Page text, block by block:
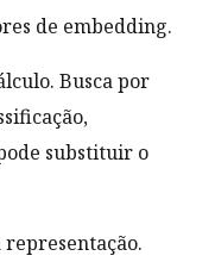
de embedding.
Busca por
substituir o